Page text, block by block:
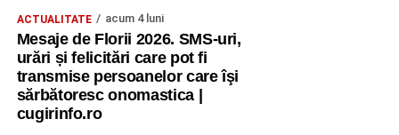
„În fiecare zi economisesc
combustibil”
Pentru Mihai Oltean, unul dintre cele mai importante
avantaje ale proiectului este reducerea costurilor de
ACTUALITATE acum 4 luni
Mesaje de Florii 2026. SMS-uri,
urări și felicitări care pot fi
transmise persoanelor care îşi
sărbătoresc onomastica |
cugirinfo.ro